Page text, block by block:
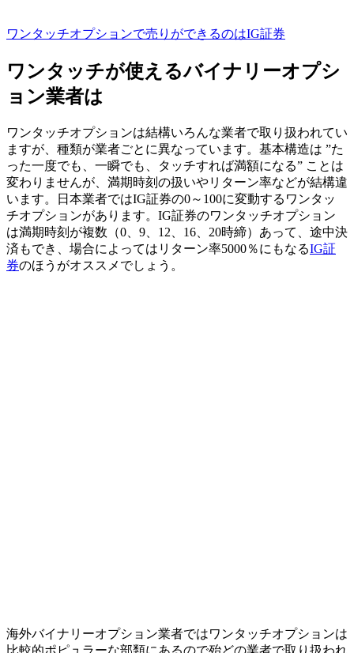
ワンタッチオプションで売りができるのはIG証券
ワンタッチが使えるバイナリーオプシ
ョン業者は
ワンタッチオプションは結構いろんな業者で取り扱われてい
ますが、種類が業者ごとに異なっています。基本構造は ”た
った一度でも、一瞬でも、タッチすれば満額になる” ことは
変わりませんが、満期時刻の扱いやリターン率などが結構違
います。日本業者ではIG証券の0～100に変動するワンタッ
チオプションがあります。IG証券のワンタッチオプション
は満期時刻が複数（0、9、12、16、20時締）あって、途中決
済もでき、場合によってはリターン率5000％にもなるIG証
券のほうがオススメでしょう。
海外バイナリーオプション業者ではワンタッチオプションは